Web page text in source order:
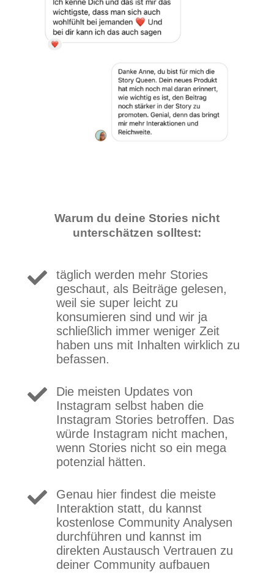
Warum du deine Stories nicht
unterschätzen solltest:

täglich werden mehr Stories
geschaut, als Beiträge gelesen,
weil sie super leicht zu
konsumieren sind und wir ja
schließlich immer weniger Zeit
haben uns mit Inhalten wirklich zu
befassen.

Die meisten Updates von
Instagram selbst haben die
Instagram Stories betroffen. Das
würde Instagram nicht machen,
wenn Stories nicht so ein mega
potenzial hätten.

Genau hier findest die meiste
Interaktion statt, du kannst
kostenlose Community Analysen
durchführen und kannst im
direkten Austausch Vertrauen zu
deiner Community aufbauen